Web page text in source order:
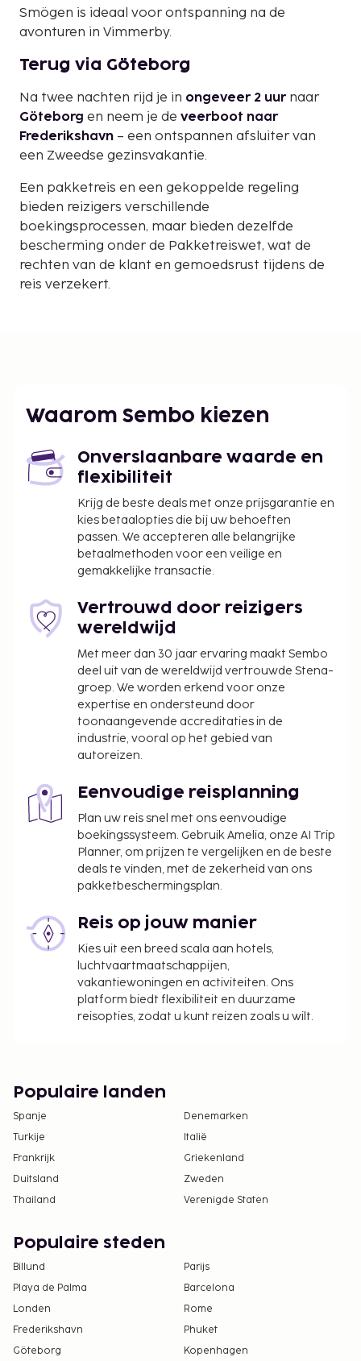
Smögen is ideaal voor ontspanning na de
avonturen in Vimmerby.
Terug via Göteborg
Na twee nachten rijd je in ongeveer 2 uurnaar
Göteborg en neem je de veerboot naar
Frederikshavn – een ontspannen afsluiter van
een Zweedse gezinsvakantie.
Een pakketreis en een gekoppelde regeling
bieden reizigers verschillende
boekingsprocessen, maar bieden dezelfde
bescherming onder de Pakketreiswet, wat de
rechten van de klant en gemoedsrust tijdens de
reis verzekert.
Waarom Sembo kiezen
Onverslaanbare waarde en
flexibiliteit
Krijg de beste deals met onze prijsgarantie en
kies betaalopties die bij uw behoeften
passen. We accepteren alle belangrijke
betaalmethoden voor een veilige en
gemakkelijke transactie.
Vertrouwd door reizigers
wereldwijd
Met meer dan 30 jaar ervaring maakt Sembo
deel uit van de wereldwijd vertrouwde Stena-
groep. We worden erkend voor onze
expertise en ondersteund door
toonaangevende accreditaties in de
industrie, vooral op het gebied van
autoreizen.
Eenvoudige reisplanning
Plan uw reis snel met ons eenvoudige
boekingssysteem. Gebruik Amelia, onze AI Trip
Planner, om prijzen te vergelijken en de beste
deals te vinden, met de zekerheid van ons
pakketbeschermingsplan.
Reis op jouw manier
Kies uit een breed scala aan hotels,
luchtvaartmaatschappijen,
vakantiewoningen en activiteiten. Ons
platform biedt flexibiliteit en duurzame
reisopties, zodat u kunt reizen zoals u wilt.
Populaire landen
Spanje
Denemarken
Turkije
Italië
Frankrijk
Griekenland
Duitsland
Zweden
Thailand
Verenigde Staten
Populaire steden
Billund
Parijs
Playa de Palma
Barcelona
Londen
Rome
Frederikshavn
Phuket
Göteborg
Kopenhagen